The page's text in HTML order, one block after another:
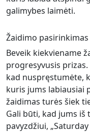
galimybes laimėti.
Žaidimo pasirinkimas
Beveik kiekviename
progresyvusis
kad nuspręstumėte,
kuris jums labiausiai
žaidimas turės šiek
Gali būti, kad jums
pavyzdžiui,